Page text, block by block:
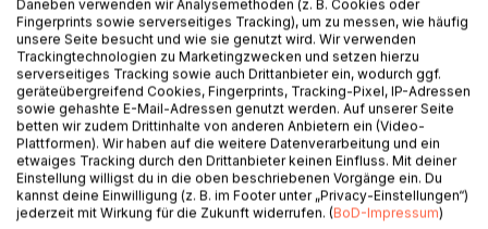
können. Auf nationalen und internationalen Erfahrungen
aufbauend soll untersucht werden, wie eine stufenweise
Anpassung bestehender terrestrischer Vorentwicklungen
an die Bedingungen auf Mars und Mond aussehen kann.
Dabei soll davon ausgegangen werden, daß so viele
Produkte und Maschinen wie möglich aus Marsressourcen
hergestellt werden, um so wenig wie möglich von der Erde
dorthin transportieren zu müssen. Auch etwaige
Reparaturen von Maschinen sollten vorort durchgeführt
werden können.
Daneben verwenden wir Analysemethoden (z. B. Cookies oder
Fingerprints sowie serverseitiges Tracking), um zu messen, wie häufig
unsere Seite besucht und wie sie genutzt wird. Wir verwenden
Trackingtechnologien zu Marketingzwecken und setzen hierzu
serverseitiges Tracking sowie auch Drittanbieter ein, wodurch ggf.
geräteübergreifend Cookies, Fingerprints, Tracking-Pixel, IP-Adressen
sowie gehashte E-Mail-Adressen genutzt werden. Auf unserer Seite
betten wir zudem Drittinhalte von anderen Anbietern ein (Video-
Plattformen). Wir haben auf die weitere Datenverarbeitung und ein
etwaiges Tracking durch den Drittanbieter keinen Einfluss. Mit deiner
Einstellung willigst du in die oben beschriebenen Vorgänge ein. Du
kannst deine Einwilligung (z. B. im Footer unter „Privacy-Einstellungen“)
jederzeit mit Wirkung für die Zukunft widerrufen. (BoD-Impressum)